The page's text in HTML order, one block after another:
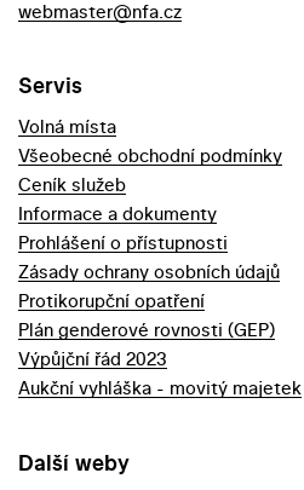
webmaster@nfa.cz
Servis
Volná místa
Všeobecné obchodní podmínky
Ceník služeb
Informace a dokumenty
Prohlášení o přístupnosti
Zásady ochrany osobních údajů
Protikorupční opatření
Plán genderové rovnosti (GEP)
Výpůjční řád 2023
Aukční vyhláška - movitý majetek
Další weby